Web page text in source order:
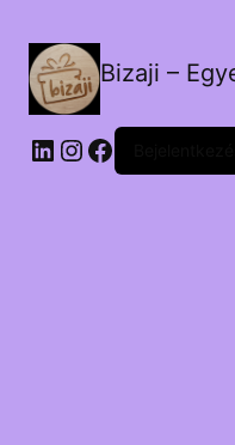
Bizaji –
LinkedIn
Instagram
Facebook